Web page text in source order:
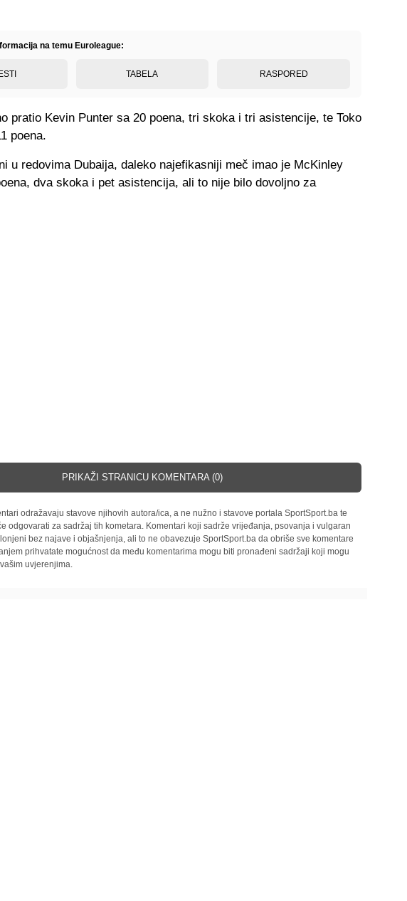
na temu Euroleague:
TABELA RASPORED
pratio Kevin Punter sa 20 poena, tri skoka i tri asistencije, te Toko
poena.
u redovima Dubaija, daleko najefikasniji meč imao je McKinley
dva skoka i pet asistencija, ali to nije bilo dovoljno za
PRIKAŽI STRANICU KOMENTARA (0)
odražavaju stavove njihovih autora/ica, a ne nužno i stavove portala SportSport.ba te
odgovarati za sadržaj tih kometara. Komentari koji sadrže vrijeđanja, psovanja i vulgaran
bez najave i objašnjenja, ali to ne obavezuje SportSport.ba da obriše sve komentare
prihvatate mogućnost da među komentarima mogu biti pronađeni sadržaji koji mogu
uvjerenjima.